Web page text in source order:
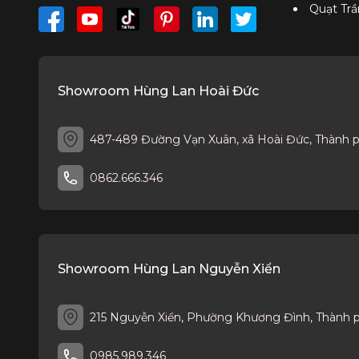
Quạt
Showroom Hùng Lan Hoài Đức
487-489 Đường Vạn Xuân, xã Hoài Đức, Thành
0862.666.346
Showroom Hùng Lan Nguyễn Xiển
215 Nguyễn Xiển, Phường Khương Đình, Thành
0985.989.346